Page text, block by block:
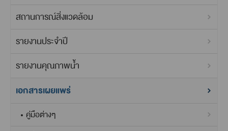
สถานการณ์สิ่งแวดล้อม
รายงานประจำปี
รายงานคุณภาพน้ำ
เอกสารเผยแพร่
คู่มือต่างๆ